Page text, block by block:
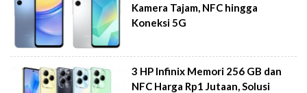
Kamera Tajam, NFC hingga
Koneksi 5G
3 HP Infinix Memori 256 GB dan
NFC Harga Rp1 Jutaan, Solusi